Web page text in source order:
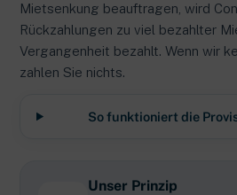
Mietsenkung beauftragen, wird
Rückzahlungen zu viel bezahlter
Vergangenheit bezahlt. Wenn wir
zahlen Sie nichts.
So funktioniert die
Unser Prinzip